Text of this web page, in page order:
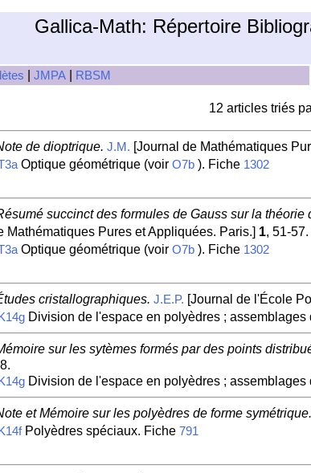
Gallica-Math: Répertoire
JMPA RBSM
12 articles triés
de dioptrique. J.M. [Journal de Mathématiques
Optique géométrique (voir O7b). Fiche 1302
succinct des formules de Gauss sur la
Mathématiques Pures et Appliquées. Paris.] 1, 51-57.
Optique géométrique (voir O7b). Fiche 1302
cristallographiques. J.E.P. [Journal de l'École
K14gDivision de l'espace en polyèdres ; assemblages
sur les sytèmes formés par des points
K14gDivision de l'espace en polyèdres ; assemblages
et Mémoire sur les polyèdres de forme symétrique.
K14fPolyèdres spéciaux. Fiche 791